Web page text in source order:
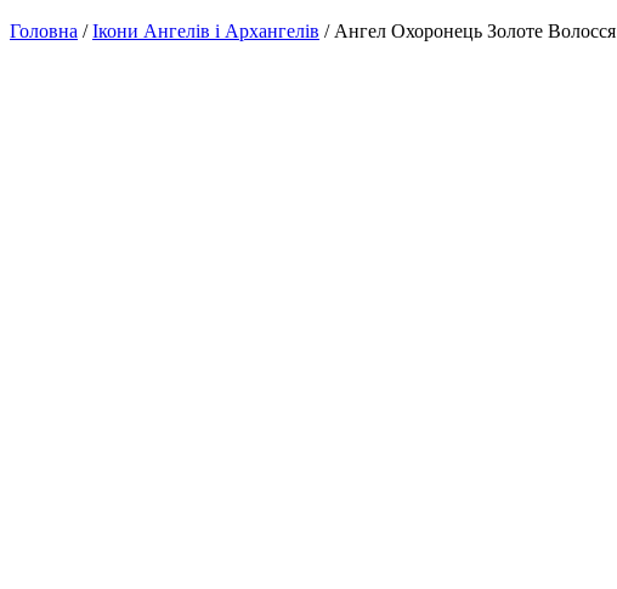
Головна /Ікони Ангелів і Архангелів / Ангел Охоронець Золоте Волосся